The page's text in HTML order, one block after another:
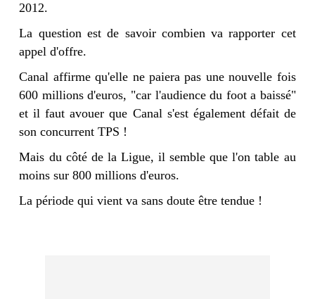
2012.
La question est de savoir combien va rapporter cet
appel d'offre.
Canal affirme qu'elle ne paiera pas une nouvelle fois
600 millions d'euros, "car l'audience du foot a baissé"
et il faut avouer que Canal s'est également défait de
son concurrent TPS !
Mais du côté de la Ligue, il semble que l'on table au
moins sur 800 millions d'euros.
La période qui vient va sans doute être tendue !